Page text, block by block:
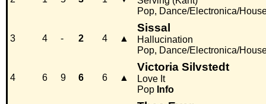
Pop, Dance/Electronica/
3 4 - 2 4 ▲
Sissal
Hallucination
Pop, Dance/Electronica/
4 6 9 6 6 ▲
Victoria Silvstedt
Love It
Pop Info